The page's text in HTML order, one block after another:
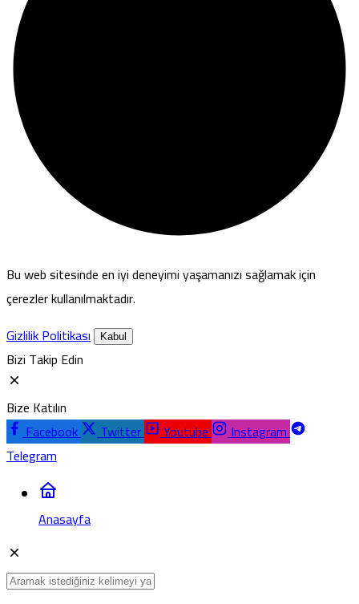
Bu web sitesinde en iyi deneyimi yaşamanızı sağlamak için
çerezler kullanılmaktadır.
Gizlilik Politikası
Kabul
Bizi Takip Edin
Bize Katılın
Facebook
Twitter Youtube
Instagram
Telegram
Anasayfa